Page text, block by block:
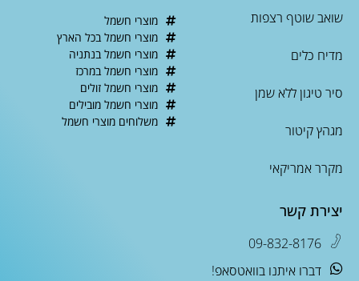
שואב שוטף רצפות
מדיח כלים
סיר טיגון ללא שמן
מגהץ קיטור
מקרר אמריקאי
מוצרי חשמל
מוצרי חשמל בכל הארץ
מוצרי חשמל בנתניה
מוצרי חשמל במרכז
מוצרי חשמל זולים
מוצרי חשמל מובילים
משלוחים מוצרי חשמל
יצירת קשר
09-832-8176
דברו איתנו בוואטסאפ!